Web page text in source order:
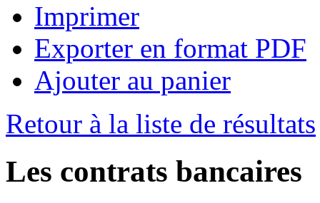
Imprimer
Exporter en format PDF
Ajouter au panier
Retour à la liste de résultats
Les contrats bancaires